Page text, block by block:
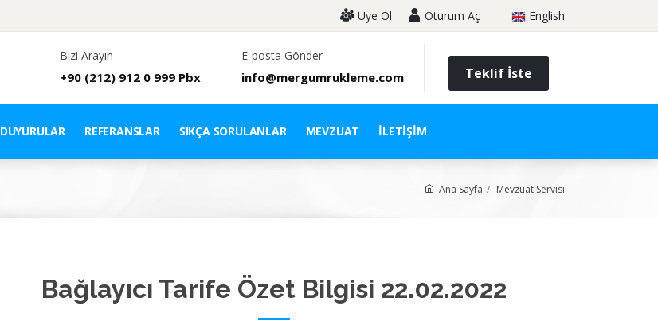
Üye Ol Oturum Aç English
Bizi Arayın
+90 (212) 912 0 999 Pbx
E-posta Gönder
info@mergumrukleme.com Teklif İste
DUYURULAR REFERANSLAR SIKÇA SORULANLAR MEVZUAT İLETIŞIM
Ana Sayfa Mevzuat Servisi
Bağlayıcı Tarife Özet Bilgisi 22.02.2022